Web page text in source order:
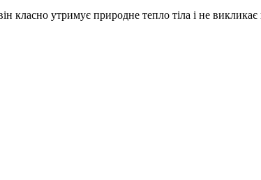
класно утримує природне тепло тіла і не викликає